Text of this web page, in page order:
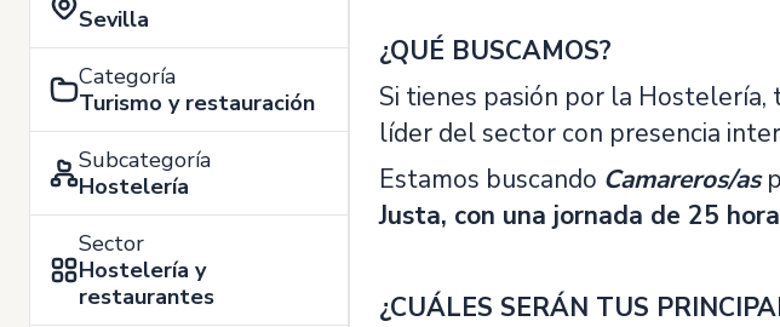
Sevilla
Categoría
Turismo y restauración
Subcategoría
Hostelería
Sector
Hostelería y
restaurantes
¿QUÉ BUSCAMOS?
Si tienes pasión por la
líder del sector con presencia
Estamos buscando Camareros/as
Justa, con una jornada de 25
¿CUÁLES SERÁN TUS